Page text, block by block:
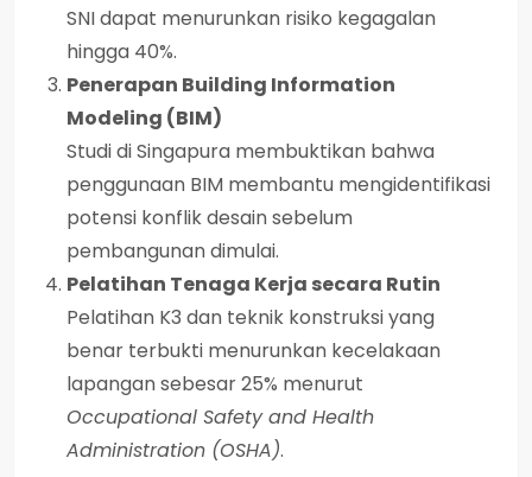
SNI dapat menurunkan risiko kegagalan
hingga 40%.
Penerapan Building Information
Modeling (BIM)
Studi di Singapura membuktikan bahwa
penggunaan BIM membantu mengidentifikasi
potensi konflik desain sebelum
pembangunan dimulai.
Pelatihan Tenaga Kerja secara Rutin
Pelatihan K3 dan teknik konstruksi yang
benar terbukti menurunkan kecelakaan
lapangan sebesar 25% menurut
Occupational Safety and Health
Administration (OSHA).